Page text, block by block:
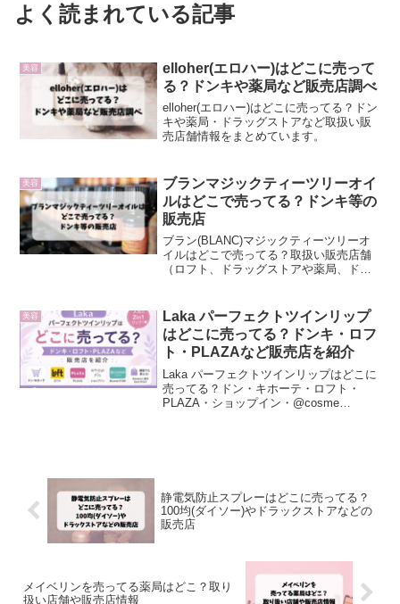
よく読まれている記事
美容
elloher(エロハー)はどこに売って
る？ドンキや薬局など販売店調べ
elloher(エロハー)はどこに売ってる？ドン
キや薬局・ドラッグストアなど取扱い販
売店舗情報をまとめています。
美容
ブランマジックティーツリーオイ
ルはどこで売ってる？ドンキ等の
販売店
ブラン(BLANC)マジックティーツリーオ
イルはどこで売ってる？取扱い販売店舗
（ロフト、ドラッグストアや薬局、ドン
通販）などを調査しました。
美容
Laka パーフェクトツインリップ
はどこに売ってる？ドンキ・ロフ
ト・PLAZAなど販売店を紹介
Laka パーフェクトツインリップはどこに
売ってる？ドン・キホーテ・ロフト・
PLAZA・ショップイン・@cosme
静電気防止スプレーはどこに売ってる？
100均(ダイソー)やドラックストアなどの
販売店
メイベリンを売ってる薬局はどこ？取り
扱い店舗や販売店情報